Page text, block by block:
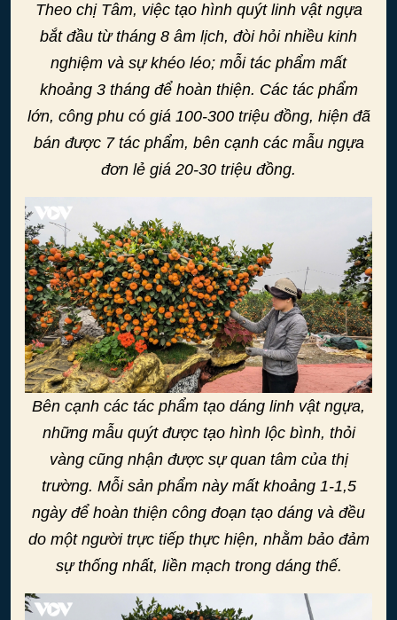
Theo chị Tâm, việc tạo hình quýt linh vật ngựa
bắt đầu từ tháng 8 âm lịch, đòi hỏi nhiều kinh
nghiệm và sự khéo léo; mỗi tác phẩm mất
khoảng 3 tháng để hoàn thiện. Các tác phẩm
lớn, công phu có giá 100-300 triệu đồng, hiện đã
bán được 7 tác phẩm, bên cạnh các mẫu ngựa
đơn lẻ giá 20-30 triệu đồng.
Bên cạnh các tác phẩm tạo dáng linh vật ngựa,
những mẫu quýt được tạo hình lộc bình, thỏi
vàng cũng nhận được sự quan tâm của thị
trường. Mỗi sản phẩm này mất khoảng 1-1,5
ngày để hoàn thiện công đoạn tạo dáng và đều
do một người trực tiếp thực hiện, nhằm bảo đảm
sự thống nhất, liền mạch trong dáng thế.